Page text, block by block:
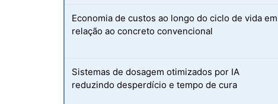
Economia de custos ao longo do ciclo de vida em
relação ao concreto convencional
Sistemas de dosagem otimizados por IA
reduzindo desperdício e tempo de cura